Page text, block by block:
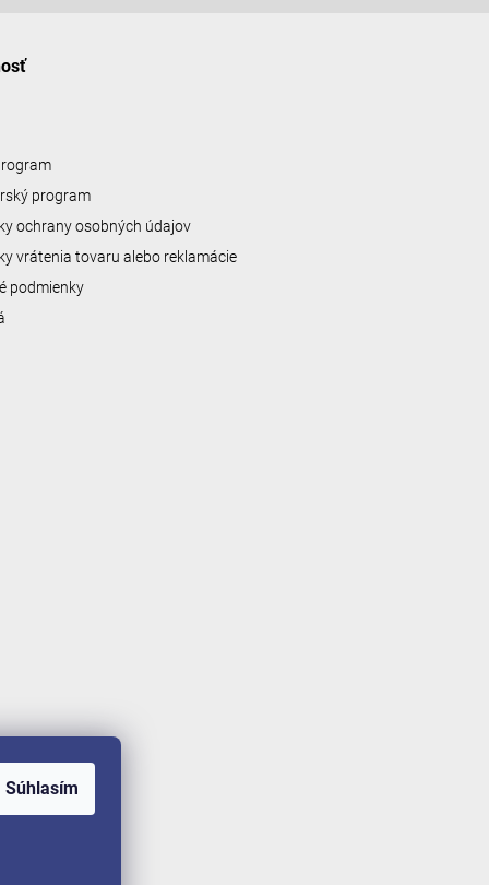
Súhlasím
program
ochrany osobných údajov
vrátenia tovaru alebo reklamácie
podmienky